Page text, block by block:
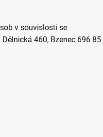
v souvislosti se
460, Bzenec 696 85